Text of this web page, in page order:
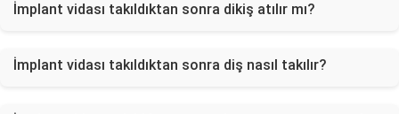
İmplant vidası takıldıktan sonra dikiş atılır mı?
İmplant vidası takıldıktan sonra diş nasıl takılır?